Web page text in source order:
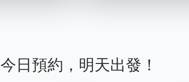
今日預約，明天出發！